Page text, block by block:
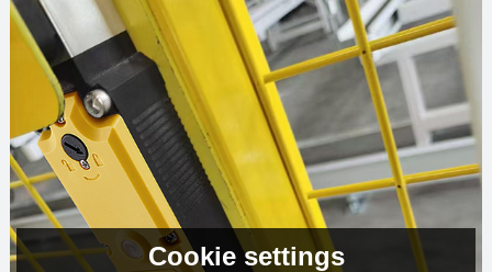
Cookie settings